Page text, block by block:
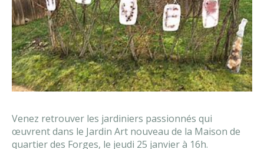
Venez retrouver les jardiniers passionnés qui
œuvrent dans le Jardin Art nouveau de la Maison de
quartier des Forges, le jeudi 25 janvier à 16h.